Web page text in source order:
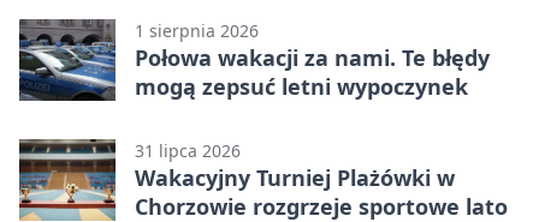
1 sierpnia 2026
Połowa wakacji za nami. Te błędy
mogą zepsuć letni wypoczynek
31 lipca 2026
Wakacyjny Turniej Plażówki w
Chorzowie rozgrzeje sportowe lato